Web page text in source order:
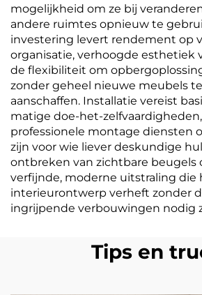
mogelijkheid om ze bij
andere ruimtes opnieuw te
investering levert rendement op
organisatie, verhoogde esthetiek
de flexibiliteit om
zonder geheel nieuwe meubels
aanschaffen. Installatie vereist
matige doe-het-zelfvaardigheden,
professionele montage diensten
zijn voor wie liever deskundige
ontbreken van zichtbare beugels
verfijnde, moderne uitstraling die
interieurontwerp verheft zonder
ingrijpende verbouwingen nodig
Tips en